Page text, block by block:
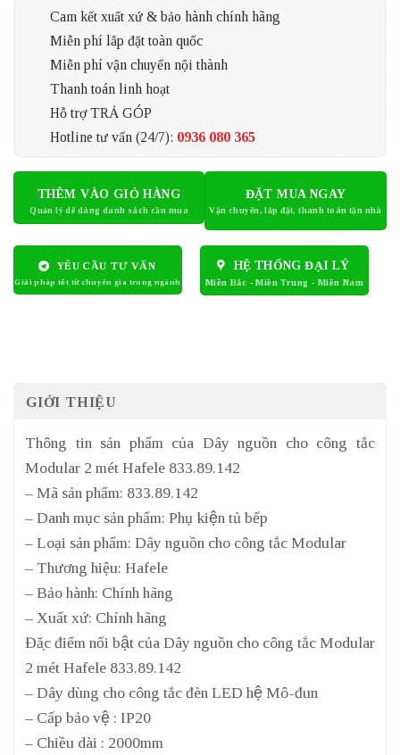
Cam kết xuất xứ & bảo hành chính hãng
Miễn phí lắp đặt toàn quốc
Miễn phí vận chuyển nội thành
Thanh toán linh hoạt
Hỗ trợ TRẢ GÓP
Hotline tư vấn (24/7): 0936 080 365
THÊM VÀO GIỎ HÀNG ĐẶT MUA NGAY
YÊU CẦU TƯ VẤN HỆ THỐNG ĐẠI LÝ
GIỚI THIỆU
Thông tin sản phẩm của Dây nguồn cho công tắc
Modular 2 mét Hafele 833.89.142
– Mã sản phẩm: 833.89.142
– Danh mục sản phẩm: Phụ kiện tủ bếp
– Loại sản phẩm: Dây nguồn cho công tắc Modular
– Thương hiệu: Hafele
– Bảo hành: Chính hãng
– Xuất xứ: Chính hãng
Đặc điểm nổi bật của Dây nguồn cho công tắc Modular
2 mét Hafele 833.89.142
– Dây dùng cho công tắc đèn LED hệ Mô-đun
– Cấp bảo vệ : IP20
– Chiều dài : 2000mm